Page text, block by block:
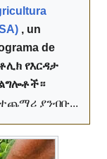
, un
de
የእርዳታ
ያንብቡ...